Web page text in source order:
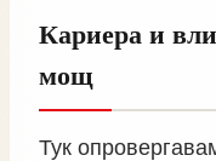
Кариера и
мощ
Тук